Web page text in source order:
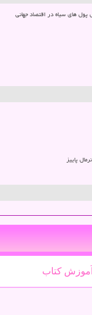
های سیاه در اقتصاد جهانی
پاییز
آموزش كتاب